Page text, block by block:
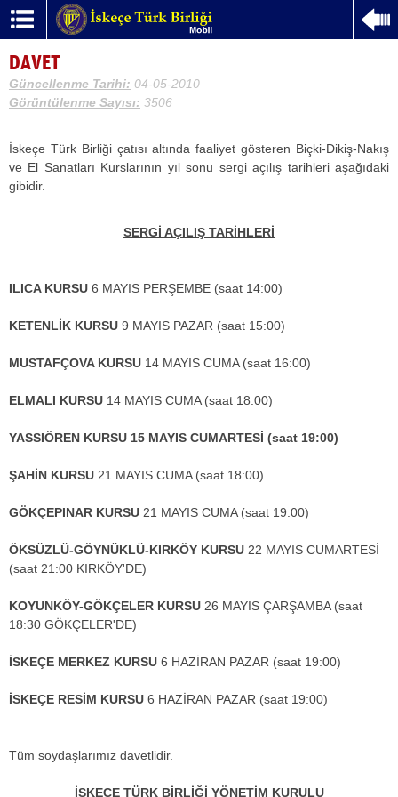
DAVET
Güncellenme Tarihi: 04-05-2010
Görüntülenme Sayısı: 3506
İskeçe Türk Birliği çatısı altında faaliyet gösteren Biçki-Dikiş-Nakış
ve El Sanatları Kurslarının yıl sonu sergi açılış tarihleri aşağıdaki
gibidir.
SERGİ AÇILIŞ TARİHLERİ
ILICA KURSU 6 MAYIS PERŞEMBE (saat 14:00)
KETENLİK KURSU 9 MAYIS PAZAR (saat 15:00)
MUSTAFÇOVA KURSU 14 MAYIS CUMA (saat 16:00)
ELMALI KURSU 14 MAYIS CUMA (saat 18:00)
YASSIÖREN KURSU 15 MAYIS CUMARTESİ (saat 19:00)
ŞAHİN KURSU 21 MAYIS CUMA (saat 18:00)
GÖKÇEPINAR KURSU 21 MAYIS CUMA (saat 19:00)
ÖKSÜZLÜ-GÖYNÜKLÜ-KIRKÖY KURSU 22 MAYIS CUMARTESİ
(saat 21:00 KIRKÖY'DE)
KOYUNKÖY-GÖKÇELER KURSU 26 MAYIS ÇARŞAMBA (saat
18:30 GÖKÇELER'DE)
İSKEÇE MERKEZ KURSU 6 HAZİRAN PAZAR (saat 19:00)
İSKEÇE RESİM KURSU 6 HAZİRAN PAZAR (saat 19:00)
Tüm soydaşlarımız davetlidir.
İSKEÇE TÜRK BİRLİĞİ YÖNETİM KURULU